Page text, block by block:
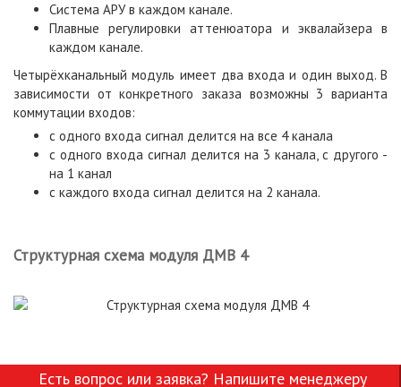
Система АРУ в каждом канале.
Плавные регулировки аттенюатора и эквалайзера в
каждом канале.
Четырёхканальный модуль имеет два входа и один выход. В
зависимости от конкретного заказа возможны 3 варианта
коммутации входов:
c одного входа сигнал делится на все 4 канала
c одного входа сигнал делится на 3 канала, с другого -
на 1 канал
c каждого входа сигнал делится на 2 канала.
Структурная схема модуля ДМВ 4